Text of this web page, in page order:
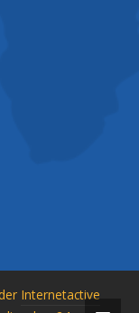
Internetactive